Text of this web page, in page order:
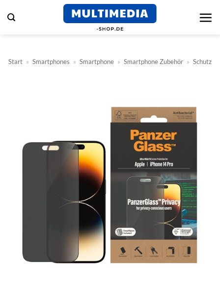
Inhalt
Start » Smartphones » Smartphone » Smartphone Zubehör » Schutz